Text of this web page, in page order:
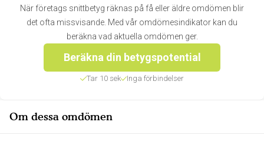
När företags snittbetyg räknas på få eller äldre omdömen blir
det ofta missvisande. Med vår omdömesindikator kan du
beräkna vad aktuella omdömen ger.
Beräkna din betygspotential
Tar 10 sek Inga förbindelser
Om dessa omdömen